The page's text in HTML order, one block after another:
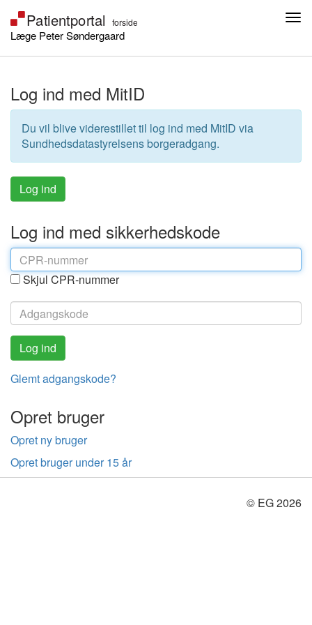
Læge Peter Søndergaard
Log ind med MitID
Du vil blive viderestillet til log ind med MitID via
Sundhedsdatastyrelsens borgeradgang.
Log ind med sikkerhedskode
Skjul CPR-nummer
Glemt adgangskode?
Opret bruger
Opret ny bruger
Opret bruger under 15 år
© EG 2026